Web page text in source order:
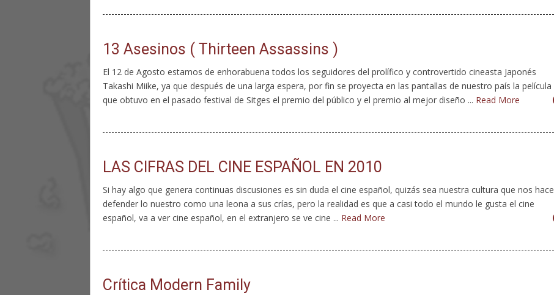
13 Asesinos ( Thirteen Assassins )
El 12 de Agosto estamos de enhorabuena todos los seguidores del prolífico y controvertido cineasta Japonés
Takashi Miike, ya que después de una larga espera, por fin se proyecta en las pantallas de nuestro país la película
que obtuvo en el pasado festival de Sitges el premio del público y el premio al mejor diseño ... Read More
LAS CIFRAS DEL CINE ESPAÑOL EN 2010
Si hay algo que genera continuas discusiones es sin duda el cine español, quizás sea nuestra cultura que nos hace
defender lo nuestro como una leona a sus crías, pero la realidad es que a casi todo el mundo le gusta el cine
español, va a ver cine español, en el extranjero se ve cine ... Read More
Crítica Modern Family